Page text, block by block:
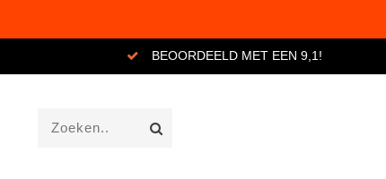
BEOORDEELD MET EEN 9,1!